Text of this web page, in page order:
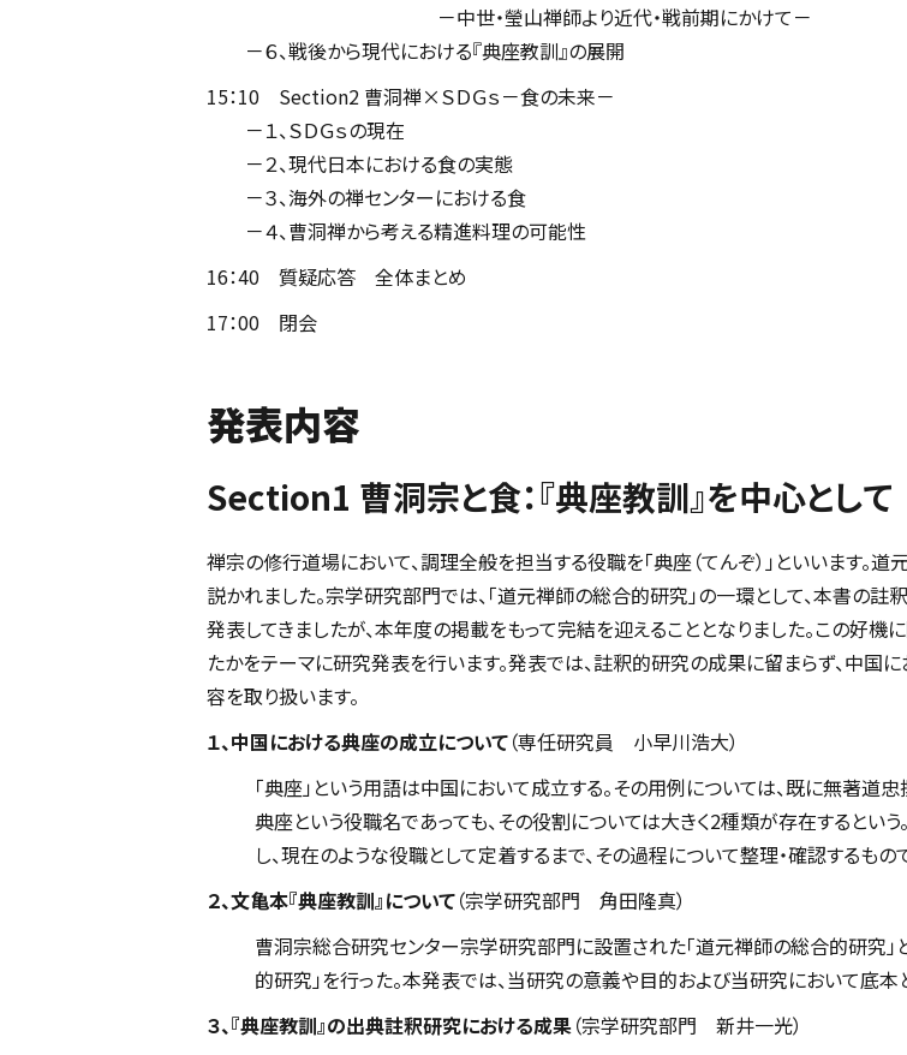
－中世・瑩山禅師より近代・戦前期にかけて－
－６、戦後から現代における『典座教訓』の展開
15：10 Section2 曹洞禅×ＳＤＧｓ－食の未来－
－１、ＳＤＧｓの現在
－２、現代日本における食の実態
－３、海外の禅センターにおける食
－４、曹洞禅から考える精進料理の可能性
16：40 質疑応答 全体まとめ
17：00 閉会
発表内容
Section1 曹洞宗と食：『典座教訓』を中心として
禅宗の修行道場において、調理全般を担当する役職を「典座（てんぞ）」といいます。道
説かれました。宗学研究部門では、「道元禅師の総合的研究」の一環として、本書の
発表してきましたが、本年度の掲載をもって完結を迎えることとなりました。この好機に
たかをテーマに研究発表を行います。発表では、註釈的研究の成果に留まらず、中国
容を取り扱います。
１、中国における典座の成立について（専任研究員 小早川浩大）
「典座」という用語は中国において成立する。その用例については、既に無著道忠
典座という役職名であっても、その役割については大きく2種類が存在するとい
し、現在のような役職として定着するまで、その過程について整理・確認するもの
２、文亀本『典座教訓』について（宗学研究部門 角田隆真）
曹洞宗総合研究センター宗学研究部門に設置された「道元禅師の総合的研究」
的研究」を行った。本発表では、当研究の意義や目的および当研究において底本
３、『典座教訓』の出典註釈研究における成果（宗学研究部門 新井一光）